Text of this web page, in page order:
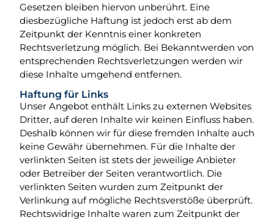
Gesetzen bleiben hiervon unberührt. Eine
diesbezügliche Haftung ist jedoch erst ab dem
Zeitpunkt der Kenntnis einer konkreten
Rechtsverletzung möglich. Bei Bekanntwerden von
entsprechenden Rechtsverletzungen werden wir
diese Inhalte umgehend entfernen.
Haftung für Links
Unser Angebot enthält Links zu externen Websites
Dritter, auf deren Inhalte wir keinen Einfluss haben.
Deshalb können wir für diese fremden Inhalte auch
keine Gewähr übernehmen. Für die Inhalte der
verlinkten Seiten ist stets der jeweilige Anbieter
oder Betreiber der Seiten verantwortlich. Die
verlinkten Seiten wurden zum Zeitpunkt der
Verlinkung auf mögliche Rechtsverstöße überprüft.
Rechtswidrige Inhalte waren zum Zeitpunkt der